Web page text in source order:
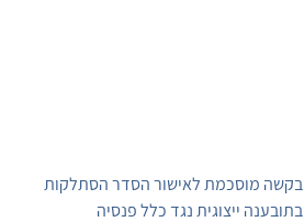
בקשה מוסכמת לאישור הסדר הסתלקות
בתובענה ייצוגית נגד כלל פנסיה